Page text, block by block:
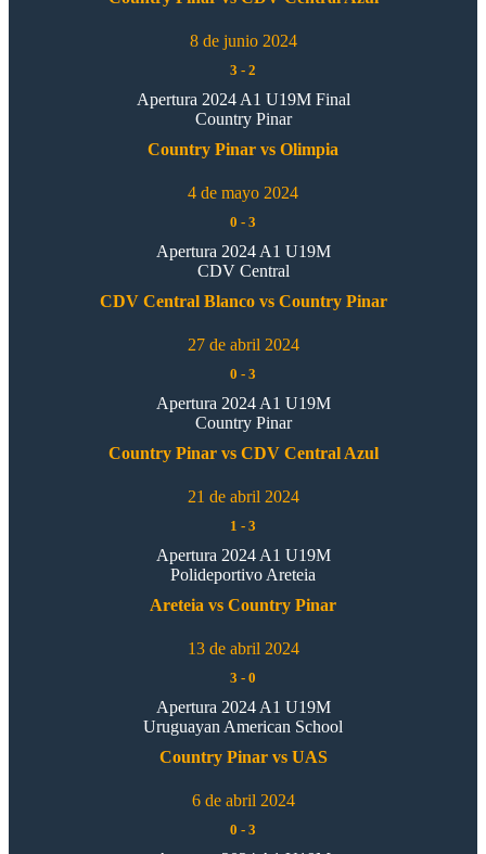
8 de junio 2024
3 - 2
Apertura 2024 A1 U19M Final
Country Pinar
Country Pinar vs Olimpia
4 de mayo 2024
0 - 3
Apertura 2024 A1 U19M
CDV Central
CDV Central Blanco vs Country Pinar
27 de abril 2024
0 - 3
Apertura 2024 A1 U19M
Country Pinar
Country Pinar vs CDV Central Azul
21 de abril 2024
1 - 3
Apertura 2024 A1 U19M
Polideportivo Areteia
Areteia vs Country Pinar
13 de abril 2024
3 - 0
Apertura 2024 A1 U19M
Uruguayan American School
Country Pinar vs UAS
6 de abril 2024
0 - 3